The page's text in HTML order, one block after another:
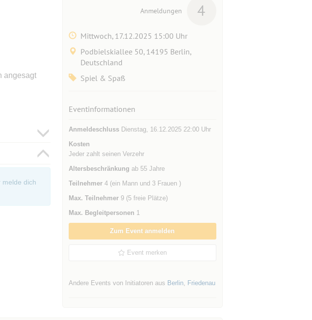
angesagt
melde dich
Anmeldungen 4
Mittwoch, 17.12.2025 15:00 Uhr
Podbielskiallee 50, 14195 Berlin,
Deutschland
Spiel & Spaß
Eventinformationen
AnmeldeschlussDienstag, 16.12.2025 22:00 Uhr
Kosten
Jeder zahlt seinen Verzehr
Altersbeschränkung ab 55 Jahre
Teilnehmer4 (ein Mann und 3 Frauen )
Max. Teilnehmer9 (5 freie Plätze)
Max. Begleitpersonen 1
Zum Event anmelden
Event merken
Andere Events von Initiatoren aus Berlin, Friedenau